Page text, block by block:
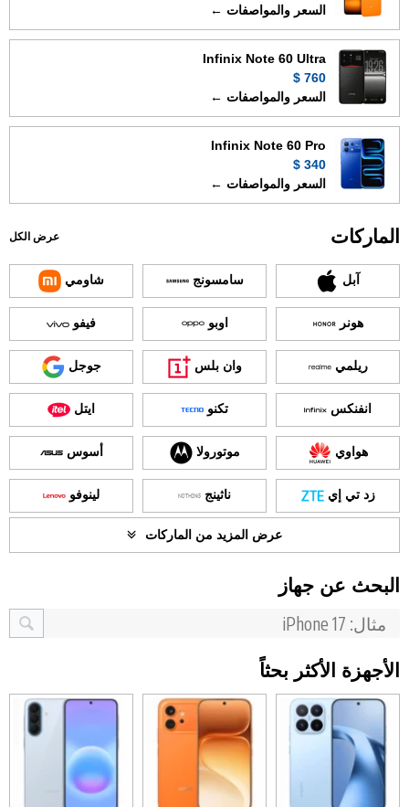
السعر والمواصفات ←
Infinix Note 60 Ultra
760 $
السعر والمواصفات ←
Infinix Note 60 Pro
340 $
السعر والمواصفات ←
الماركات عرض الكل
آبل سامسونج شاومي
هونر اوبو فيفو
ريلمي وان بلس جوجل
انفنكس تكنو ايتل
هواوي موتورولا أسوس
زد تي إي ناثينج لينوفو
عرض المزيد من الماركات
البحث عن جهاز
الأجهزة الأكثر بحثاً